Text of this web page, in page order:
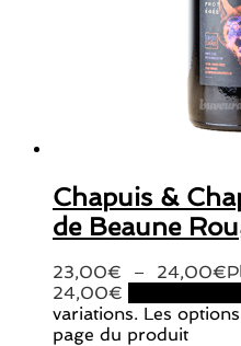
Chapuis &
de Beaune
23,00€ – 24,00€
24,00€
variations. Les
page du produit